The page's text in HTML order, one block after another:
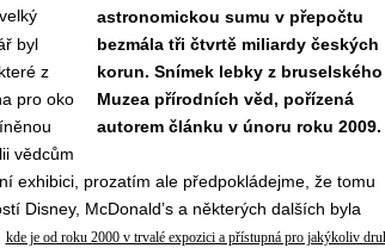
astronomickou sumu v přepočtu
bezmála tři čtvrtě miliardy českých
korun. Snímek lebky z bruselského
Muzea přírodních věd, pořízená
autorem článku v únoru roku 2009.
byl
z
pro oko
vědcům
exhibici, prozatím ale předpokládejme, že tomu
Disney, McDonald’s a některých dalších byla
kde je od roku 2000 v trvalé expozici a přístupná pro jakýkoliv